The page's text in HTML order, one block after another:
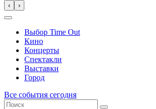
‹ ›
Выбор Time Out
Кино
Концерты
Спектакли
Выставки
Город
Все события сегодня